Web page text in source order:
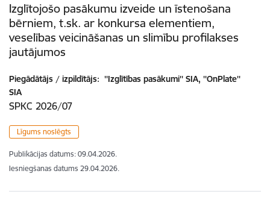
Izglītojošo pasākumu izveide un īstenošana
bērniem, t.sk. ar konkursa elementiem,
veselības veicināšanas un slimību profilakses
jautājumos
Piegādātājs / izpildītājs: ''Izglītības pasākumi'' SIA, ''OnPlate''
SIA
SPKC 2026/07
Līgums noslēgts
Publikācijas datums: 09.04.2026.
Iesniegšanas datums 29.04.2026.